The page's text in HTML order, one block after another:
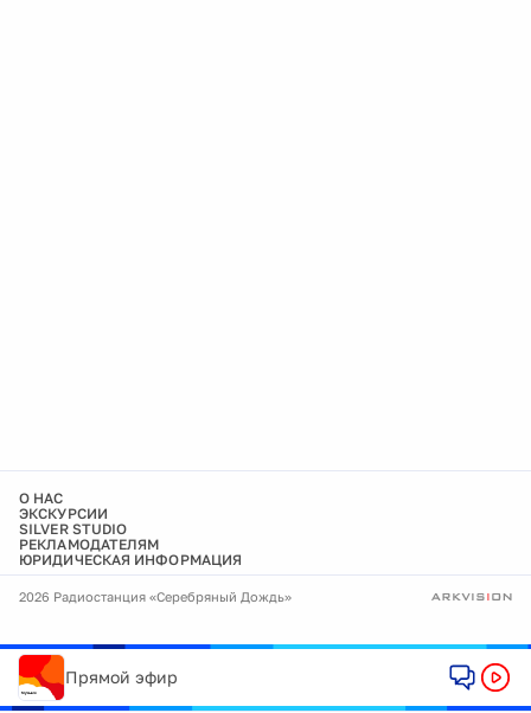
О НАС
ЭКСКУРСИИ
SILVER STUDIO
РЕКЛАМОДАТЕЛЯМ
ЮРИДИЧЕСКАЯ ИНФОРМАЦИЯ
2026 Радиостанция «Серебряный Дождь»
Прямой эфир